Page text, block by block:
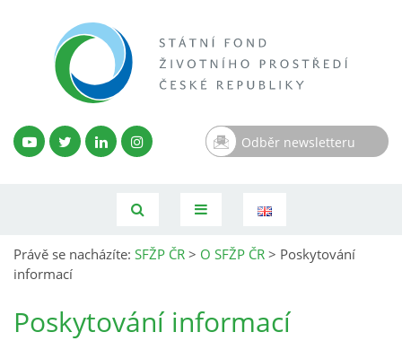
Odběr newsletteru
Právě se nacházíte: SFŽP ČR > O SFŽP ČR > Poskytování
informací
Poskytování informací